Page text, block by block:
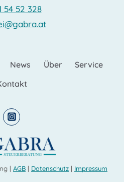
54 52 328
News Über
Service
| AGB | Datenschutz | Impressum